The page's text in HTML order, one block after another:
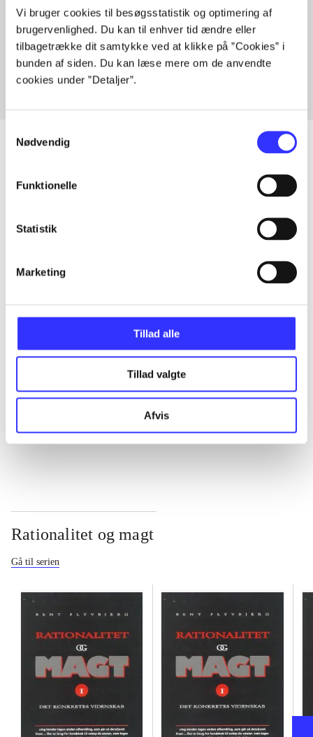
Vi bruger cookies til besøgsstatistik og optimering af
brugervenlighed. Du kan til enhver tid ændre eller
tilbagetrække dit samtykke ved at klikke på ”Cookies” i
bunden af siden. Du kan læse mere om de anvendte
cookies under ”Detaljer”.
Nødvendig
Funktionelle
Statistik
Marketing
Tillad alle
Tillad valgte
Afvis
Artikler med samme emner
Fra
Artikler
Rationalitet og magt
Gå til serien